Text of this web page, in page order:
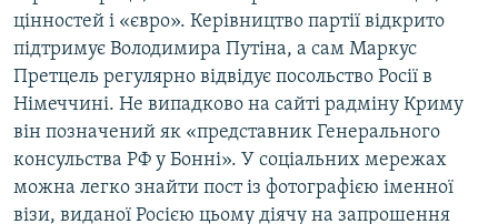
цінностей і «євро». Керівництво партії відкрито
підтримує Володимира Путіна, а сам Маркус
Претцель регулярно відвідує посольство Росії в
Німеччині. Не випадково на сайті радміну Криму
він позначений як «представник Генерального
консульства РФ у Бонні». У соціальних мережах
можна легко знайти пост із фотографією іменної
візи, виданої Росією цьому діячу на запрошення